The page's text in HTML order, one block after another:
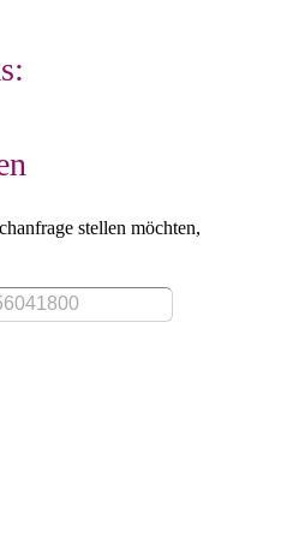
stellen möchten,